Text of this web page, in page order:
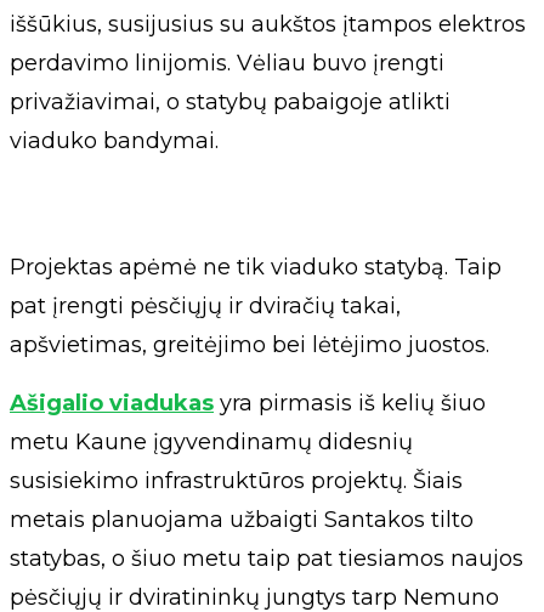
iššūkius, susijusius su aukštos įtampos elektros
perdavimo linijomis. Vėliau buvo įrengti
privažiavimai, o statybų pabaigoje atlikti
viaduko bandymai.
Projektas apėmė ne tik viaduko statybą. Taip
pat įrengti pėsčiųjų ir dviračių takai,
apšvietimas, greitėjimo bei lėtėjimo juostos.
Ašigalio viadukas yra pirmasis iš kelių šiuo
metu Kaune įgyvendinamų didesnių
susisiekimo infrastruktūros projektų. Šiais
metais planuojama užbaigti Santakos tilto
statybas, o šiuo metu taip pat tiesiamos naujos
pėsčiųjų ir dviratininkų jungtys tarp Nemuno